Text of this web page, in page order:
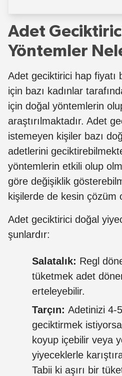
Adet
Yöntemler
Adet geciktirici hap fiyatı
için bazı kadınlar
için doğal yöntemlerin
araştırılmaktadır. Adet
istemeyen kişiler bazı
adetlerini
yöntemlerin etkili olup
göre değişiklik
kişilerde de kesin çözüm
Adet geciktirici doğal
şunlardır:
Salatalık: Regl
tüketmek adet
erteleyebilir.
Tarçın: Adetinizi 4-
geciktirmek
koyup içebilir veya
yiyeceklerle
Tabii ki aşırı bir